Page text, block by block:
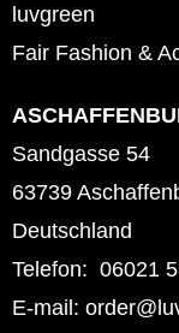
luvgreen
Fair Fashion &
Sandgasse 54
63739
Deutschland
Telefon: 06021
E-mail: